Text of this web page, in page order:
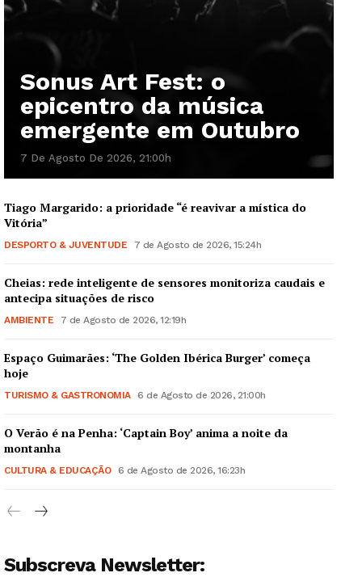
Guimarães, agora!
SUBSCREVA JÁ!
Institucional
Sonus Art Fest: o
epicentro da música
emergente em Outubro
7 De Agosto De 2026, 21:00h
Tiago Margarido: a prioridade “é reavivar a mística do
Vitória”
DESPORTO & JUVENTUDE 7 de Agosto de 2026, 15:24h
Cheias: rede inteligente de sensores monitoriza caudais e
antecipa situações de risco
AMBIENTE 7 de Agosto de 2026, 12:19h
Espaço Guimarães: ‘The Golden Ibérica Burger’ começa
hoje
TURISMO & GASTRONOMIA 6 de Agosto de 2026, 21:00h
O Verão é na Penha: ‘Captain Boy’ anima a noite da
montanha
CULTURA & EDUCAÇÃO 6 de Agosto de 2026, 16:23h
Subscreva Newsletter: